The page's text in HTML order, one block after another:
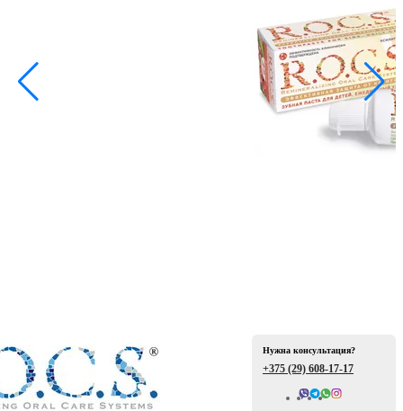
Всего отзывов: 0
Нужна консультация?
+375 (29) 608-17-17